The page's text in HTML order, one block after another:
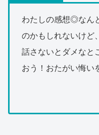
わたしの感想◎なん
のかもしれないけど
話さないとダメなと
おう！おたがい悔い